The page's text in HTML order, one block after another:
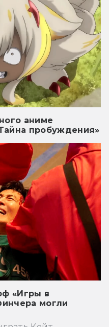
аниме
пробуждения»
«Игры в
могли